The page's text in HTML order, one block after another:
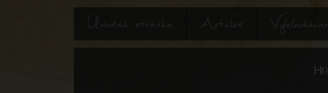
Úvodná stránka Articles